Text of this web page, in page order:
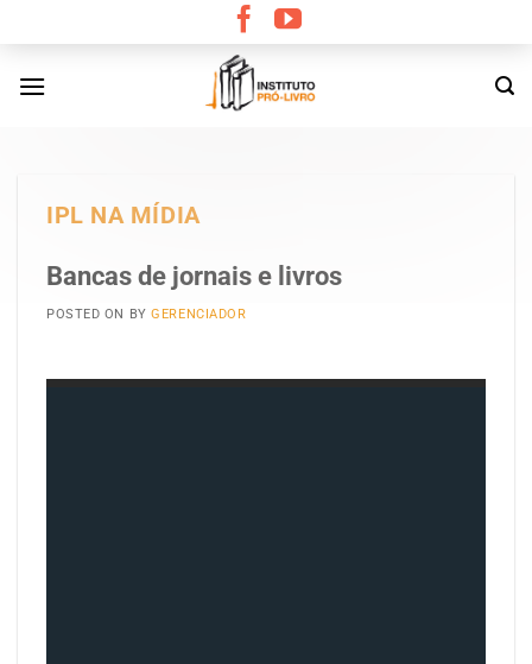
content
IPL NA MÍDIA
Bancas de jornais e livros
POSTED ON BYGERENCIADOR